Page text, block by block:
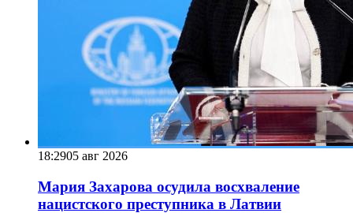
18:2905 авг 2026
Мария Захарова осудила восхваление
нацистского преступника в Латвии